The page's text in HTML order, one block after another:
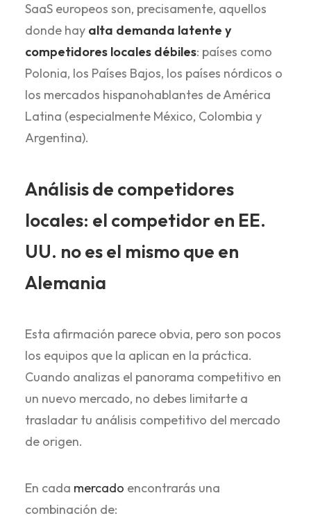
SaaS europeos son, precisamente, aquellos
donde hay alta demanda latente y
competidores locales débiles: países como
Polonia, los Países Bajos, los países nórdicos o
los mercados hispanohablantes de América
Latina (especialmente México, Colombia y
Argentina).
Análisis de competidores
locales: el competidor en EE.
UU. no es el mismo que en
Alemania
Esta afirmación parece obvia, pero son pocos
los equipos que la aplican en la práctica.
Cuando analizas el panorama competitivo en
un nuevo mercado, no debes limitarte a
trasladar tu análisis competitivo del mercado
de origen.
En cada mercado encontrarás una
combinación de: